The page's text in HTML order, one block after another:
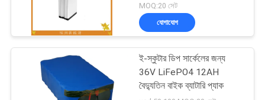
MOQ:20 সেট
যোগাযোগ
ই-স্কুটার ডিপ সার্কেলের জন্য
36V LiFePO4 12AH
বৈদ্যুতিন বাইক ব্যাটারি প্যাক